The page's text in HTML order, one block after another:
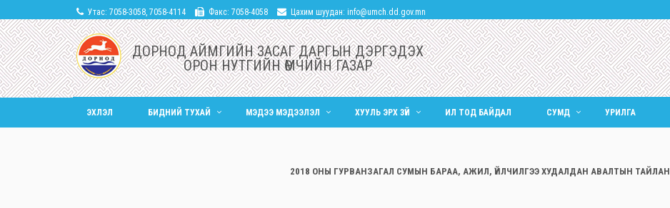
Утас: 7058-3058, 7058-4114 Факс: 7058-4058 Цахим шуудан: info@umch.dd.gov.mn
ДОРНОД АЙМГИЙН ЗАСАГ ДАРГЫН ДЭРГЭДЭХ
ОРОН НУТГИЙН ӨМЧИЙН ГАЗАР
ЭХЛЭЛ БИДНИЙ ТУХАЙ МЭДЭЭ МЭДЭЭЛЭЛ ХУУЛЬ ЭРХ ЗҮЙ ИЛ ТОД БАЙДАЛ СУМД УРИЛГА
2018 ОНЫ ГУРВАНЗАГАЛ СУМЫН БАРАА, АЖИЛ, ҮЙЛЧИЛГЭЭ ХУДАЛДАН АВАЛТЫН ТАЙЛАН